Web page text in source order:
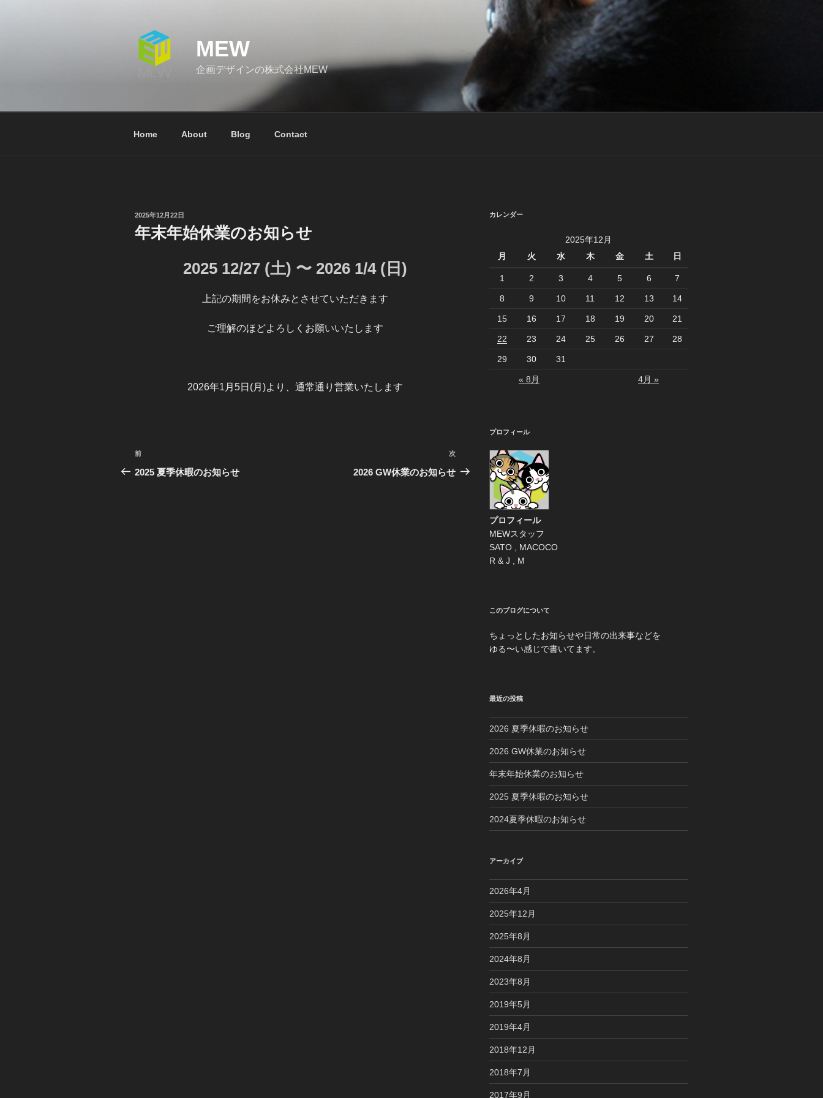
キ
MEW
企画デザインの株式会社MEW
Home About Blog Contact
投
稿
日:
2025年12月22日
年末年始休業のお知らせ
2025 12/27 (土) 〜 2026 1/4 (日)
上記の期間をお休みとさせていただきます
ご理解のほどよろしくお願いいたします
2026年1月5日(月)より、通常通り営業いたします
投
稿
前
の
前
2025 夏季休暇のお知らせ
次
の
次
2026 GW休業のお知らせ
カレンダー
2025年12月
月
火 水 木 金 土 日
1 2 3 4 5 6 7
8 9 10 11 12 13 14
15 16 17 18 19 20 21
22 23 24 25 26 27 28
29 30 31
« 8月 4月 »
プロフィール
プロフィール
MEWスタッフ
SATO , MACOCO
R & J , M
このブログについて
ちょっとしたお知らせや日常の出来事などを
ゆる〜い感じで書いてます。
最近の投稿
2026 夏季休暇のお知らせ
2026 GW休業のお知らせ
年末年始休業のお知らせ
2025 夏季休暇のお知らせ
2024夏季休暇のお知らせ
アーカイブ
2026年4月
2025年12月
2025年8月
2024年8月
2023年8月
2019年5月
2019年4月
2018年12月
2018年7月
2017年9月